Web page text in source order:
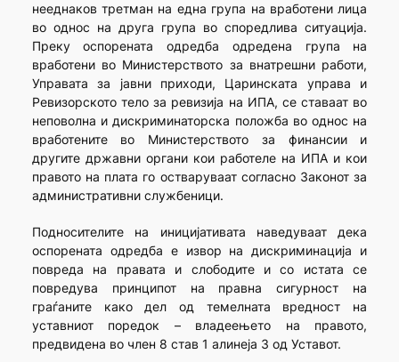
нееднаков третман на една група на вработени лица
во однос на друга група во споредлива ситуација.
Преку оспорената одредба одредена група на
вработени во Министерството за внатрешни работи,
Управата за јавни приходи, Царинската управа и
Ревизорското тело за ревизија на ИПА, се ставаат во
неповолна и дискриминаторска положба во однос на
вработените во Министерството за финансии и
другите државни органи кои работеле на ИПА и кои
правото на плата го остваруваат согласно Законот за
административни службеници.
Подносителите на иницијативата наведуваат дека
оспорената одредба е извор на дискриминација и
повреда на правата и слободите и со истата се
повредува принципот на правна сигурност на
граѓаните како дел од темелната вредност на
уставниот поредок – владеењето на правото,
предвидена во член 8 став 1 алинеја 3 од Уставот.